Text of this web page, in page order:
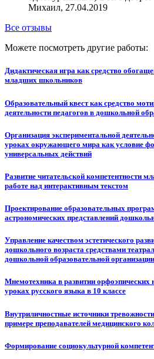
Михаил, 27.04.2019
Все отзывы
Можете посмотреть другие работы:
Дидактическая игра как средство
младших школьников
Образовательный квест как средство
деятельности педагогов в дошкольной
Организация экспериментальной
уроках окружающего мира как условие
универсальных действий
Развитие читательской компетентности
работе над интерактивным текстом
Проектирование образовательных
астрономических представлений
Управление качеством эстетического
дошкольного возраста средствами
дошкольной образовательной организации
Мнемотехника в развитии
уроках русского языка в 10 классе
Внутриличностные источники
примере преподавателей медицинского
Формирование социокультурной